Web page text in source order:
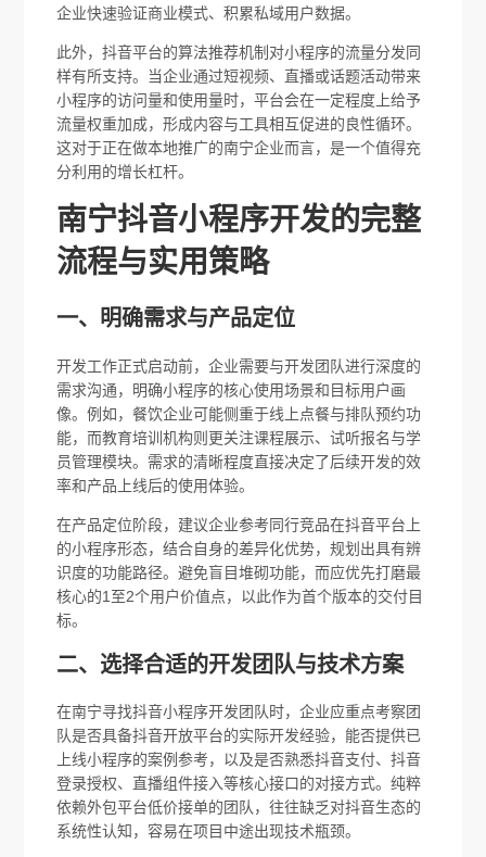
企业快速验证商业模式、积累私域用户数据。
此外，抖音平台的算法推荐机制对小程序的流量分发同
样有所支持。当企业通过短视频、直播或话题活动带来
小程序的访问量和使用量时，平台会在一定程度上给予
流量权重加成，形成内容与工具相互促进的良性循环。
这对于正在做本地推广的南宁企业而言，是一个值得充
分利用的增长杠杆。
南宁抖音小程序开发的完整
流程与实用策略
一、明确需求与产品定位
开发工作正式启动前，企业需要与开发团队进行深度的
需求沟通，明确小程序的核心使用场景和目标用户画
像。例如，餐饮企业可能侧重于线上点餐与排队预约功
能，而教育培训机构则更关注课程展示、试听报名与学
员管理模块。需求的清晰程度直接决定了后续开发的效
率和产品上线后的使用体验。
在产品定位阶段，建议企业参考同行竞品在抖音平台上
的小程序形态，结合自身的差异化优势，规划出具有辨
识度的功能路径。避免盲目堆砌功能，而应优先打磨最
核心的1至2个用户价值点，以此作为首个版本的交付目
标。
二、选择合适的开发团队与技术方案
在南宁寻找抖音小程序开发团队时，企业应重点考察团
队是否具备抖音开放平台的实际开发经验，能否提供已
上线小程序的案例参考，以及是否熟悉抖音支付、抖音
登录授权、直播组件接入等核心接口的对接方式。纯粹
依赖外包平台低价接单的团队，往往缺乏对抖音生态的
系统性认知，容易在项目中途出现技术瓶颈。